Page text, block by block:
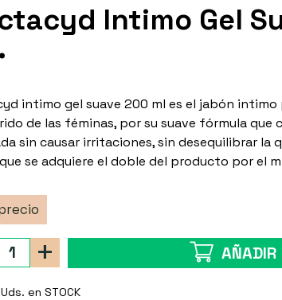
Intimo Gel
intimo gel suave 200 ml es el jabón intimo
de las féminas, por su suave fórmula que
sin causar irritaciones, sin desequilibrar la
se adquiere el doble del producto por el
+ AÑADIR
en STOCK